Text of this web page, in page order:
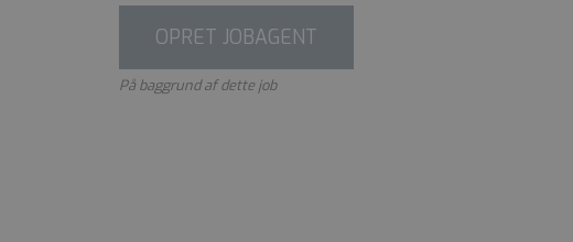
OPRET JOBAGENT
På baggrund af dette job